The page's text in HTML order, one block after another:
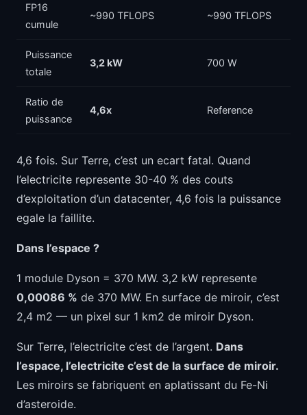
FP16
cumule
~990 TFLOPS ~990 TFLOPS
Puissance
totale
3,2 kW 700 W
Ratio de
puissance
4,6x Reference
4,6 fois. Sur Terre, c’est un ecart fatal. Quand
l’electricite represente 30-40 % des couts
d’exploitation d’un datacenter, 4,6 fois la puissance
egale la faillite.
Dans l’espace ?
1 module Dyson = 370 MW. 3,2 kW represente
0,00086 % de 370 MW. En surface de miroir, c’est
2,4 m2 — un pixel sur 1 km2 de miroir Dyson.
Sur Terre, l’electricite c’est de l’argent. Dans
l’espace, l’electricite c’est de la surface de miroir.
Les miroirs se fabriquent en aplatissant du Fe-Ni
d’asteroide.